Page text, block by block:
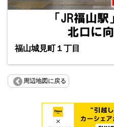
福山城見町１丁目
周辺地図に戻る